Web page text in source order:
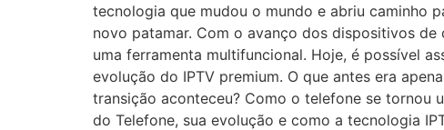
tecnologia que mudou o mundo e abriu caminho
novo patamar. Com o avanço dos dispositivos
uma ferramenta multifuncional. Hoje, é possível
evolução do IPTV premium. O que antes era
transição aconteceu? Como o telefone se tornou
do Telefone, sua evolução e como a tecnologia